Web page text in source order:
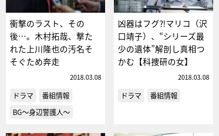
衝撃のラスト、その
後…。木村拓哉、撃た
れた上川隆也の汚名そ
そぐため奔走
2018.03.08
ドラマ
番組情報
BG～身辺警護人～
凶器はフグ⁈マリコ（沢
口靖子）、“シリーズ最
少の遺体”解剖し真相つ
かむ【科捜研の女】
2018.03.08
ドラマ 番組情報